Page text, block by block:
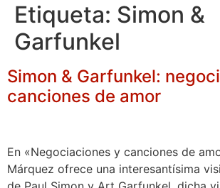
Etiqueta: Simon &
Garfunkel
Simon & Garfunkel:
canciones de amor
En «Negociaciones y canciones de
Márquez ofrece una interesantísima